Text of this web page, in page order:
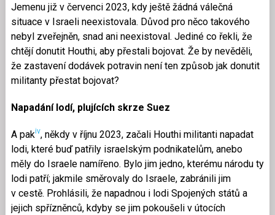
Jemenu již v červenci 2023, kdy ještě žádná válečná
situace v Israeli neexistovala. Důvod pro něco takového
nebyl zveřejněn, snad ani neexistoval. Jediné co řekli, že
chtějí donutit Houthi, aby přestali bojovat. Že by nevěděli,
že zastavení dodávek potravin není ten způsob jak donutit
militanty přestat bojovat?
Napadání lodí, plujících skrze Suez
A pakiv, někdy v říjnu 2023, začali Houthi militanti napadat
lodi, které buď patřily israelským podnikatelům, anebo
měly do Israele namířeno. Bylo jim jedno, kterému národu ty
lodi patří; jakmile směrovaly do Israele, zabránili jim
v cestě. Prohlásili, že napadnou i lodi Spojených států a
jejich spřízněnců, kdyby se jim pokoušeli v útocích